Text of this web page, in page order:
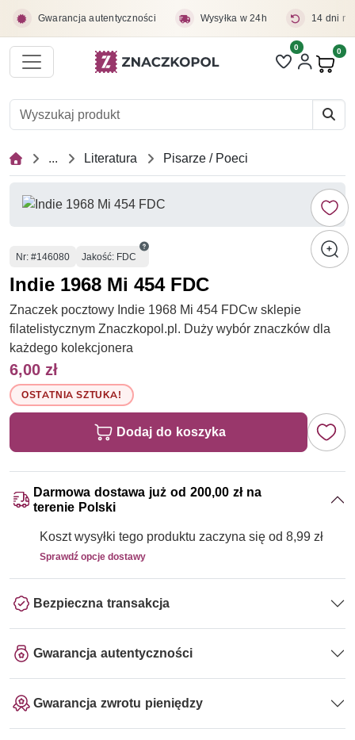
Gwarancja autentyczności Wysyłka w 24h 14 dni
Liczba pozycji
0 0
... Literatura Pisarze / Poeci
Numer
Nr: #146080 Jakość: FDC
Indie 1968 Mi 454 FDC
Znaczek pocztowy Indie 1968 Mi 454 FDCw sklepie
filatelistycznym Znaczkopol.pl. Duży wybór znaczków dla
każdego kolekcjonera
6,00 zł
OSTATNIA SZTUKA!
Dodaj do koszyka
Darmowa dostawa już od 200,00 zł na
terenie Polski
Koszt wysyłki tego produktu zaczyna się od 8,99 zł
Sprawdź opcje dostawy
Bezpieczna transakcja
Gwarancja autentyczności
Gwarancja zwrotu pieniędzy